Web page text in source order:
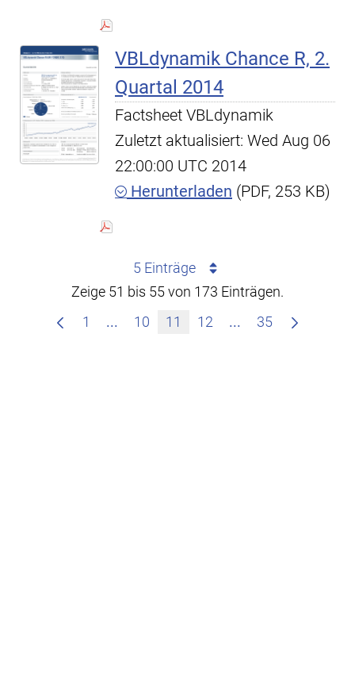
VBLdynamik Chance R, 2.
Quartal 2014
Factsheet VBLdynamik
Zuletzt aktualisiert: Wed Aug 06
22:00:00 UTC 2014
Herunterladen (PDF, 253 KB)
5 Einträge
Zeige 51 bis 55 von 173 Einträgen.
1
... Zwischenseiten Navigieren mit TAB-
10 11 12 ... Zwischenseiten
35